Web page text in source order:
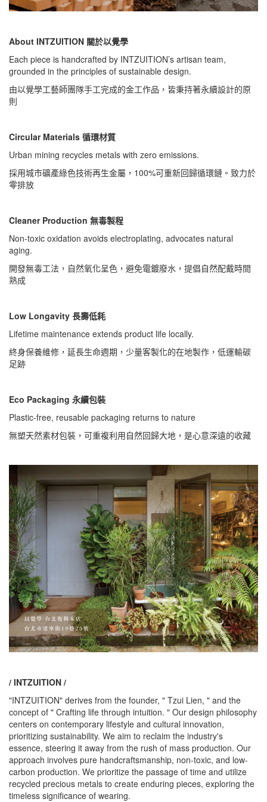
About INTZUITION 關於以覺學
Each piece is handcrafted by INTZUITION’s artisan team,
grounded in the principles of sustainable design.
由以覺學工藝師團隊手工完成的金工作品，皆秉持著永續設計的原
則
Circular Materials 循環材質
Urban mining recycles metals with zero emissions.
採用城市礦產綠色技術再生金屬，100%可重新回歸循環鏈。致力於
零排放
Cleaner Production 無毒製程
Non-toxic oxidation avoids electroplating, advocates natural
aging.
開發無毒工法，自然氧化呈色，避免電鍍廢水，提倡自然配戴時間
熟成
Low Longavity 長壽低耗
Lifetime maintenance extends product life locally.
終身保養維修，延長生命週期，少量客製化的在地製作，低運輸碳
足跡
Eco Packaging 永續包裝
Plastic-free, reusable packaging returns to nature
無塑天然素材包裝，可重複利用自然回歸大地，是心意深遠的收藏
/ INTZUITION /
"INTZUITION" derives from the founder, " Tzui Lien, " and the
concept of " Crafting life through intuition. " Our design philosophy
centers on contemporary lifestyle and cultural innovation,
prioritizing sustainability. We aim to reclaim the industry's
essence, steering it away from the rush of mass production. Our
approach involves pure handcraftsmanship, non-toxic, and low-
carbon production. We prioritize the passage of time and utilize
recycled precious metals to create enduring pieces, exploring the
timeless significance of wearing.